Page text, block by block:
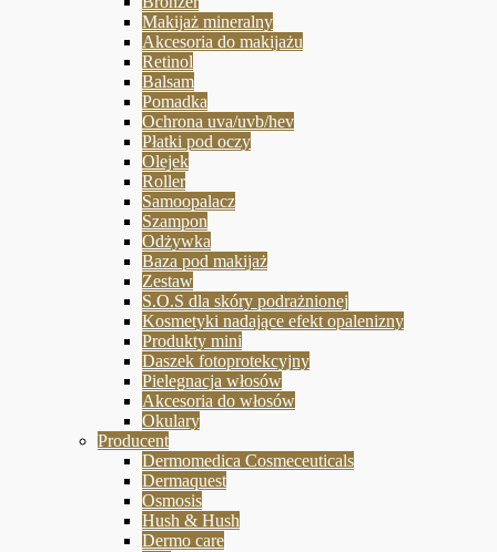
Makijaż mineralny
Akcesoria do makijażu
Retinol
Balsam
Pomadka
Ochrona uva/uvb/hev
Płatki pod oczy
Olejek
Roller
Samoopalacz
Szampon
Odżywka
Baza pod makijaż
Zestaw
S.O.S dla skóry podrażnionej
Kosmetyki nadające efekt opalenizny
Produkty mini
Daszek fotoprotekcyjny
Pielegnacja włosów
Akcesoria do włosów
Okulary
Producent
Dermomedica Cosmeceuticals
Dermaquest
Osmosis
Hush & Hush
Dermo care